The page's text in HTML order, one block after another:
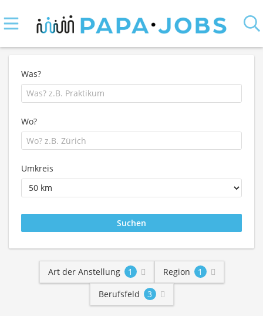
Was?
Wo?
Umkreis
Art der Anstellung 1 Region
1
Berufsfeld
3